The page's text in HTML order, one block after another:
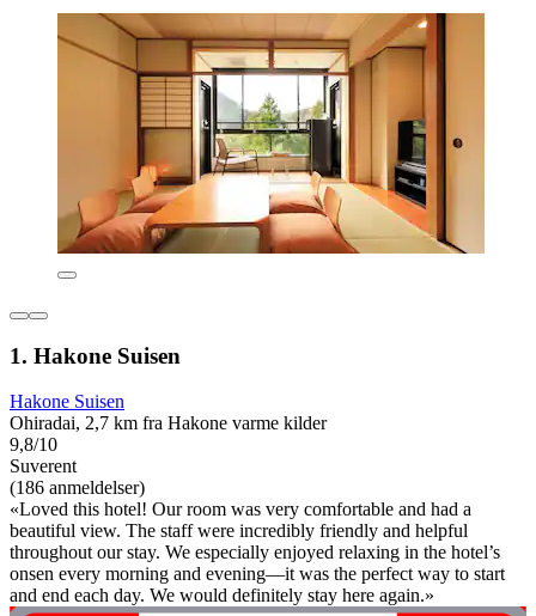
1. Hakone Suisen
Hakone Suisen
Ohiradai, 2,7 km fra Hakone varme kilder
9,8/10
Suverent
(186 anmeldelser)
«Loved this hotel! Our room was very comfortable and had a
beautiful view. The staff were incredibly friendly and helpful
throughout our stay. We especially enjoyed relaxing in the hotel’s
onsen every morning and evening—it was the perfect way to start
and end each day. We would definitely stay here again.»